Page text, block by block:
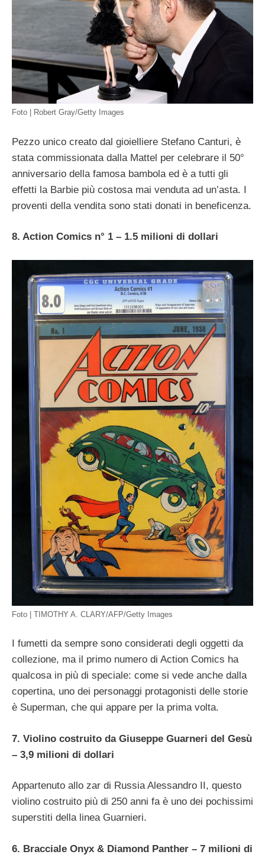
Foto | Robert Gray/Getty Images
Pezzo unico creato dal gioielliere Stefano Canturi, è
stata commissionata dalla Mattel per celebrare il 50°
anniversario della famosa bambola ed è a tutti gli
effetti la Barbie più costosa mai venduta ad un’asta. I
proventi della vendita sono stati donati in beneficenza.
8. Action Comics n° 1 – 1.5 milioni di dollari
Foto | TIMOTHY A. CLARY/AFP/Getty Images
I fumetti da sempre sono considerati degli oggetti da
collezione, ma il primo numero di Action Comics ha
qualcosa in più di speciale: come si vede anche dalla
copertina, uno dei personaggi protagonisti delle storie
è Superman, che qui appare per la prima volta.
7. Violino costruito da Giuseppe Guarneri del Gesù
– 3,9 milioni di dollari
Appartenuto allo zar di Russia Alessandro II, questo
violino costruito più di 250 anni fa è uno dei pochissimi
superstiti della linea Guarnieri.
6. Bracciale Onyx & Diamond Panther – 7 milioni di